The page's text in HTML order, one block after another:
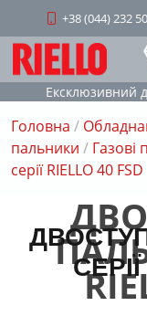
+38 (044) 232
Ексклюзивний
Головна /
пальники / Газові
серії RIELLO 40 FSD